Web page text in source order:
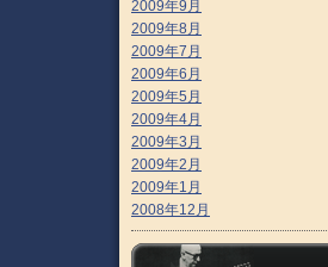
2009年9月
2009年8月
2009年7月
2009年6月
2009年5月
2009年4月
2009年3月
2009年2月
2009年1月
2008年12月